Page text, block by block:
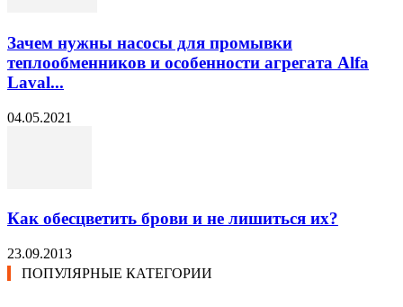
Зачем нужны насосы для промывки
теплообменников и особенности агрегата Alfa
Laval...
04.05.2021
Как обесцветить брови и не лишиться их?
23.09.2013
ПОПУЛЯРНЫЕ КАТЕГОРИИ